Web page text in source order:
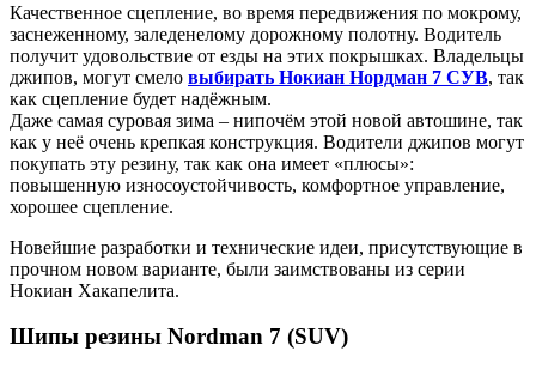
Качественное сцепление, во время передвижения по мокрому,
заснеженному, заледенелому дорожному полотну. Водитель
получит удовольствие от езды на этих покрышках. Владельцы
джипов, могут смело выбирать Нокиан Нордман 7 СУВ, так
как сцепление будет надёжным.
Даже самая суровая зима – нипочём этой новой автошине, так
как у неё очень крепкая конструкция. Водители джипов могут
покупать эту резину, так как она имеет «плюсы»:
повышенную износоустойчивость, комфортное управление,
хорошее сцепление.
Новейшие разработки и технические идеи, присутствующие в
прочном новом варианте, были заимствованы из серии
Нокиан Хакапелита.
Шипы резины Nordman 7 (SUV)